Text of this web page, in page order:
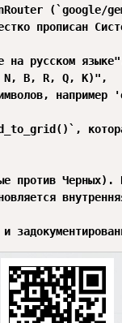
(`google/
прописан
на русском
B, R, Q, K)",
например
против Черных).